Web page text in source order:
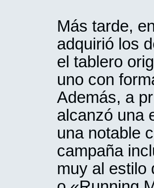
Más tarde,
adquirió los
el tablero
uno con
Además, a
alcanzó una
una notable
campaña
muy al estilo